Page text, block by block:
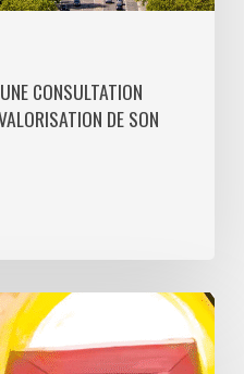
CONSULTATION
DE SON